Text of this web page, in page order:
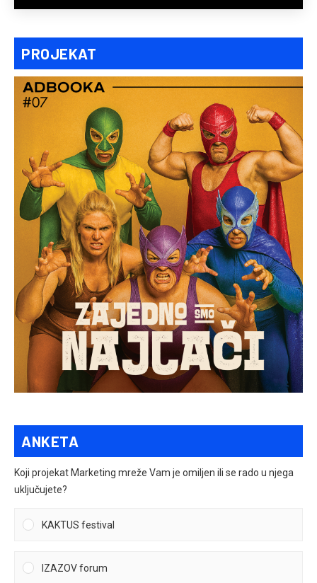
PROJEKAT
ANKETA
Koji projekat Marketing mreže Vam je omiljen ili se rado u njega
uključujete?
KAKTUS festival
IZAZOV forum